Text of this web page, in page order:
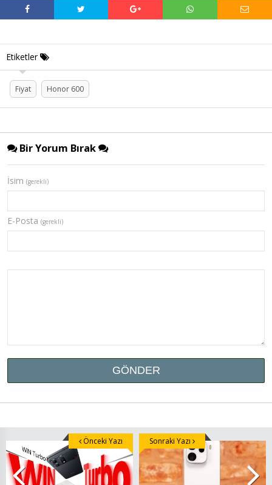
Etiketler
Fiyat Honor 600
Bir Yorum Bırak
İsim (gerekli)
E-Posta (gerekli)
Önceki Yazı Sonraki Yazı